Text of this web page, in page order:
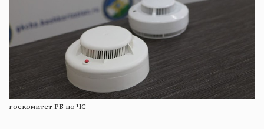
госкомитет РБ по ЧС